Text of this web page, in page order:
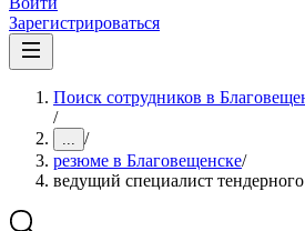
Зарегистрироваться
Поиск сотрудников в
/
... /
резюме в Благовещенске/
ведущий специалист тендерного